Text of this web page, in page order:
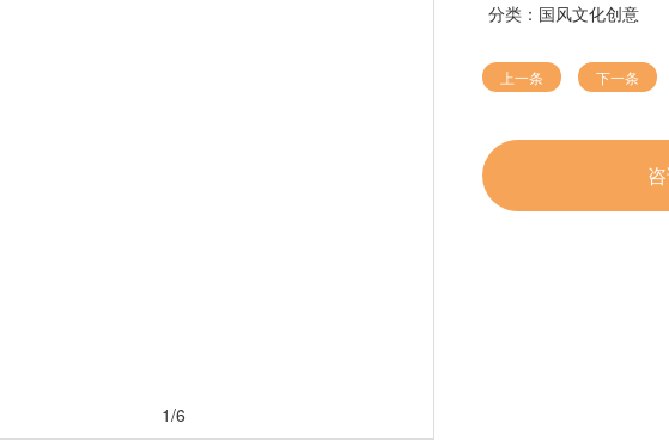
1/6
分类： 国风文化创意
上一条 下一条